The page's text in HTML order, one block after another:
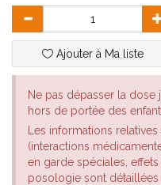
Ajouter à Ma liste
Ne pas dépasser la
hors de portée des
Les informations
(interactions
en garde spéciales,
posologie sont